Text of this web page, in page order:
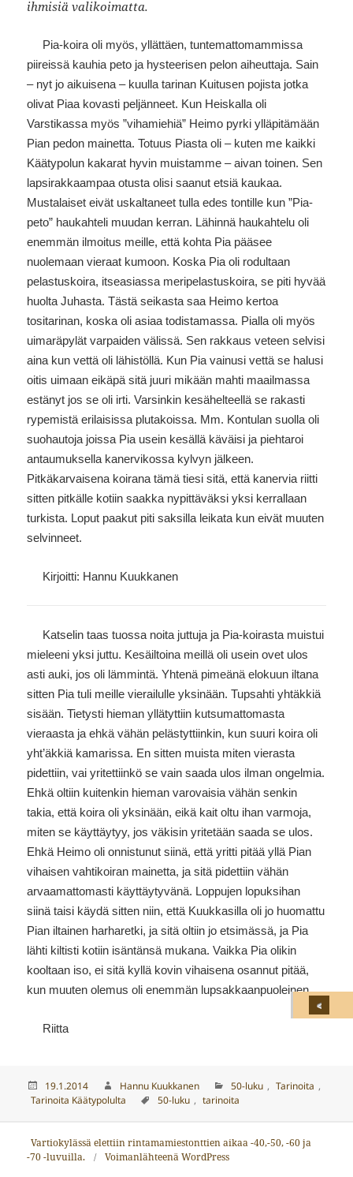
ihmisiä valikoimatta.
Pia-koira oli myös, yllättäen, tuntemattomammissa
piireissä kauhia peto ja hysteerisen pelon aiheuttaja. Sain
– nyt jo aikuisena – kuulla tarinan Kuitusen pojista jotka
olivat Piaa kovasti peljänneet. Kun Heiskalla oli
Varstikassa myös ”vihamiehiä” Heimo pyrki ylläpitämään
Pian pedon mainetta. Totuus Piasta oli – kuten me kaikki
Käätypolun kakarat hyvin muistamme – aivan toinen. Sen
lapsirakkaampaa otusta olisi saanut etsiä kaukaa.
Mustalaiset eivät uskaltaneet tulla edes tontille kun ”Pia-
peto” haukahteli muudan kerran. Lähinnä haukahtelu oli
enemmän ilmoitus meille, että kohta Pia pääsee
nuolemaan vieraat kumoon. Koska Pia oli rodultaan
pelastuskoira, itseasiassa meripelastuskoira, se piti hyvää
huolta Juhasta. Tästä seikasta saa Heimo kertoa
tositarinan, koska oli asiaa todistamassa. Pialla oli myös
uimaräpylät varpaiden välissä. Sen rakkaus veteen selvisi
aina kun vettä oli lähistöllä. Kun Pia vainusi vettä se halusi
oitis uimaan eikäpä sitä juuri mikään mahti maailmassa
estänyt jos se oli irti. Varsinkin kesähelteellä se rakasti
rypemistä erilaisissa plutakoissa. Mm. Kontulan suolla oli
suohautoja joissa Pia usein kesällä käväisi ja piehtaroi
antaumuksella kanervikossa kylvyn jälkeen.
Pitkäkarvaisena koirana tämä tiesi sitä, että kanervia riitti
sitten pitkälle kotiin saakka nypittäväksi yksi kerrallaan
turkista. Loput paakut piti saksilla leikata kun eivät muuten
selvinneet.
Kirjoitti: Hannu Kuukkanen
Katselin taas tuossa noita juttuja ja Pia-koirasta muistui
mieleeni yksi juttu. Kesäiltoina meillä oli usein ovet ulos
asti auki, jos oli lämmintä. Yhtenä pimeänä elokuun iltana
sitten Pia tuli meille vierailulle yksinään. Tupsahti yhtäkkiä
sisään. Tietysti hieman yllätyttiin kutsumattomasta
vieraasta ja ehkä vähän pelästyttiinkin, kun suuri koira oli
yht’äkkiä kamarissa. En sitten muista miten vierasta
pidettiin, vai yritettiinkö se vain saada ulos ilman ongelmia.
Ehkä oltiin kuitenkin hieman varovaisia vähän senkin
takia, että koira oli yksinään, eikä kait oltu ihan varmoja,
miten se käyttäytyy, jos väkisin yritetään saada se ulos.
Ehkä Heimo oli onnistunut siinä, että yritti pitää yllä Pian
vihaisen vahtikoiran mainetta, ja sitä pidettiin vähän
arvaamattomasti käyttäytyvänä. Loppujen lopuksihan
siinä taisi käydä sitten niin, että Kuukkasilla oli jo huomattu
Pian iltainen harharetki, ja sitä oltiin jo etsimässä, ja Pia
lähti kiltisti kotiin isäntänsä mukana. Vaikka Pia olikin
kooltaan iso, ei sitä kyllä kovin vihaisena osannut pitää,
kun muuten olemus oli enemmän lupsakkaanpuoleinen.
Riitta
Julkaistu
19.1.2014 Kirjoittaja
Hannu Kuukkanen Kategoriat
50-luku , Tarinoita ,
Tarinoita Käätypolulta
Avainsanat
50-luku , tarinoita
selausVartiokylässä elettiin rintamamiestonttien aikaa -40,-50, -60 ja
-70 -luvuilla.
Voimanlähteenä WordPress